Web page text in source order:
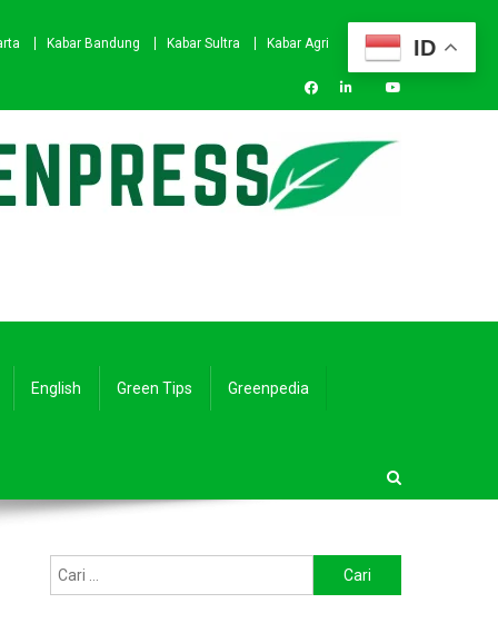
Kabar Bandung Kabar Sultra
Kabar Agri
English Green Tips Greenpedia
untuk:
ID